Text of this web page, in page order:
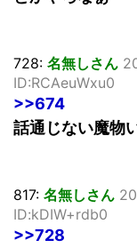
728: 名無しさん
ID:RCAeuWxu0
>>674
話通じない魔物
817: 名無しさん
ID:kDIW+rdb0
>>728